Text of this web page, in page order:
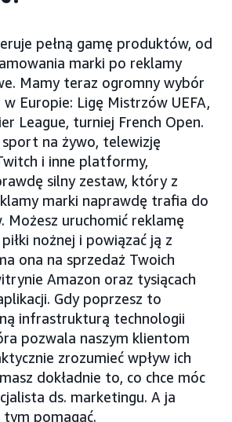
pełną gamę produktów, od
marki po reklamy
Mamy teraz ogromny wybór
Europie: Ligę Mistrzów UEFA,
League, turniej French Open.
sport na żywo, telewizję
i inne platformy,
silny zestaw, który z
marki naprawdę trafia do
Możesz uruchomić reklamę
nożnej i powiązać ją z
ona na sprzedaż Twoich
Amazon oraz tysiącach
Gdy poprzesz to
infrastrukturą technologii
pozwala naszym klientom
zrozumieć wpływ ich
dokładnie to, co chce móc
ds. marketingu. A ja
pomagać.